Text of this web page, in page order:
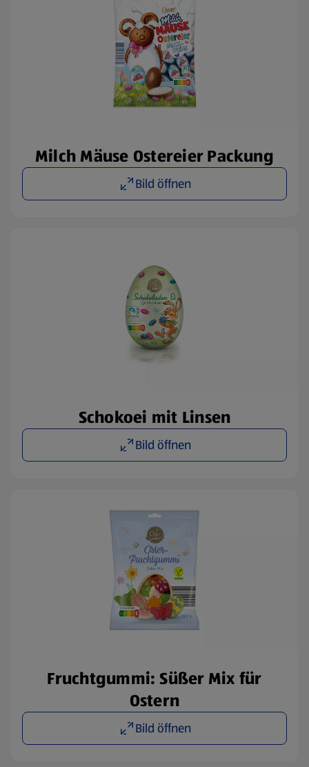
Milch Mäuse Ostereier Packung
Bild öffnen
Schokoei mit Linsen
Bild öffnen
Fruchtgummi: Süßer Mix für
Ostern
Bild öffnen